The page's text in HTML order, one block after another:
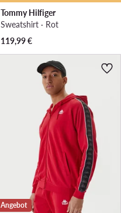
Tommy Hilfiger
Sweatshirt · Rot
119,99€
Angebot